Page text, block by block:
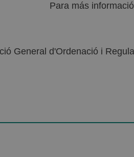
Para más
General d'Ordenació i